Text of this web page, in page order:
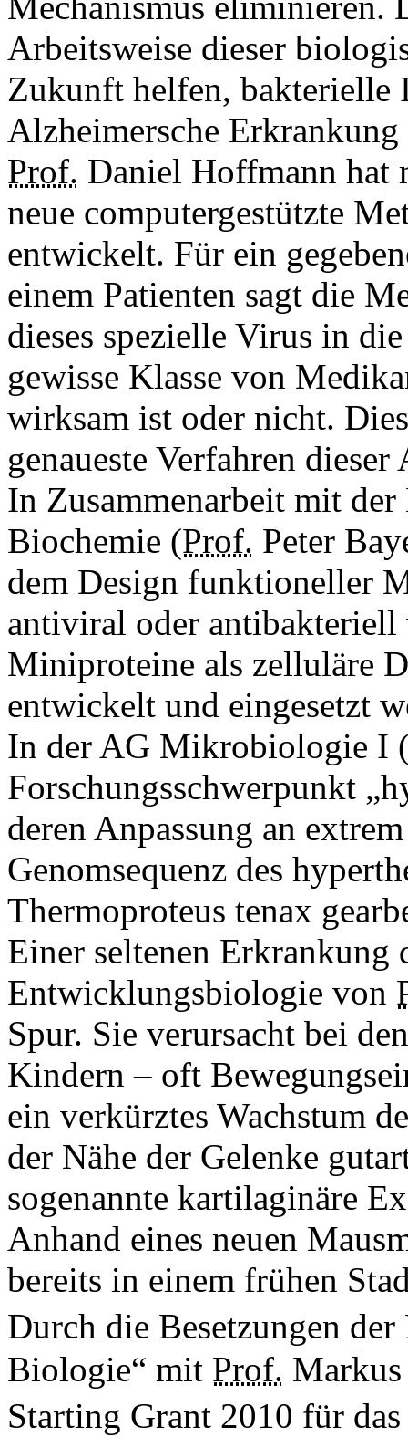
Arbeitsweise dieser
Zukunft helfen, bakterielle
Alzheimersche Erkrankung
Prof. Daniel Hoffmann hat
neue computergestützte
entwickelt. Für ein
einem Patienten sagt die
dieses spezielle Virus in
gewisse Klasse von
wirksam ist oder nicht.
genaueste Verfahren dieser
In Zusammenarbeit mit
Biochemie (Prof. Peter
dem Design funktioneller
antiviral oder antibakteriell
Miniproteine als zelluläre
entwickelt und eingesetzt
In der AG Mikrobiologie I
Forschungsschwerpunkt
deren Anpassung an
Genomsequenz des
Thermoproteus tenax
Einer seltenen Erkrankung
Entwicklungsbiologie von
Spur. Sie verursacht bei
Kindern – oft
ein verkürztes Wachstum
der Nähe der Gelenke
sogenannte kartilaginäre
Anhand eines neuen
bereits in einem frühen
Durch die Besetzungen
Biologie“ mit Prof.
Starting Grant 2010 für